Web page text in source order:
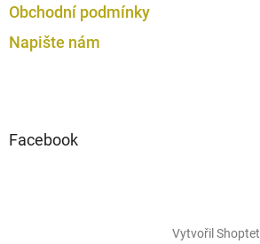
Obchodní podmínky
Napište nám
Facebook
Vytvořil Shoptet